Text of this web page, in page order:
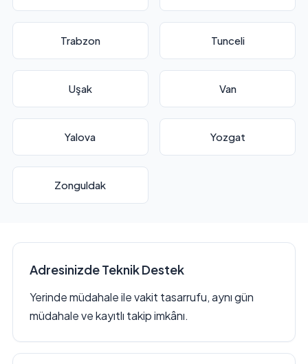
Trabzon Tunceli
Uşak Van
Yalova Yozgat
Zonguldak
Adresinizde Teknik Destek
Yerinde müdahale ile vakit tasarrufu, aynı gün
müdahale ve kayıtlı takip imkânı.